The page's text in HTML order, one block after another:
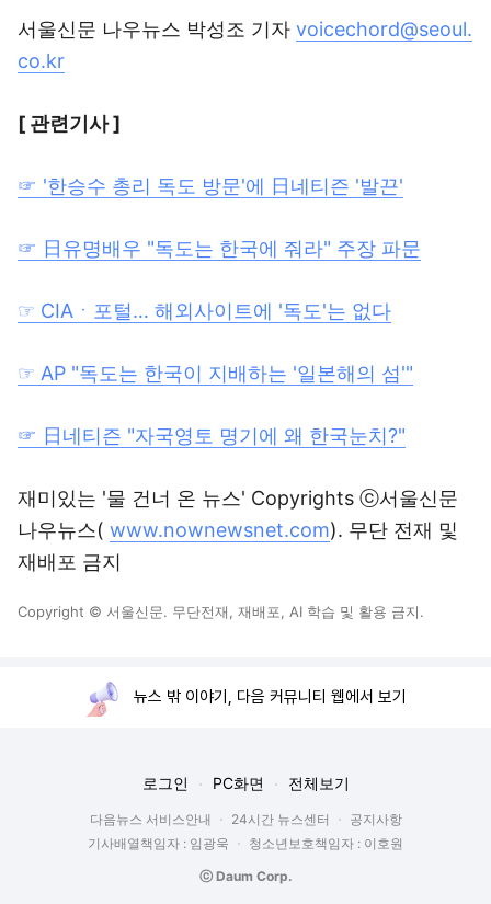
서울신문 나우뉴스 박성조 기자 voicechord@seoul.
co.kr
[ 관련기사 ]
☞ '한승수 총리 독도 방문'에 日네티즌 '발끈'
☞ 日유명배우 "독도는 한국에 줘라" 주장 파문
☞ CIAㆍ포털… 해외사이트에 '독도'는 없다
☞ AP "독도는 한국이 지배하는 '일본해의 섬'"
☞ 日네티즌 "자국영토 명기에 왜 한국눈치?"
재미있는 '물 건너 온 뉴스' Copyrights ⓒ서울신문
나우뉴스( www.nownewsnet.com). 무단 전재 및
재배포 금지
Copyright © 서울신문. 무단전재, 재배포, AI 학습 및 활용 금지.
뉴스 밖 이야기, 다음 커뮤니티 웹에서 보기
로그인 PC화면 전체보기
다음뉴스 서비스안내 24시간 뉴스센터
공지사항
기사배열책임자 : 임광욱
청소년보호책임자 : 이호원
ⓒ Daum Corp.